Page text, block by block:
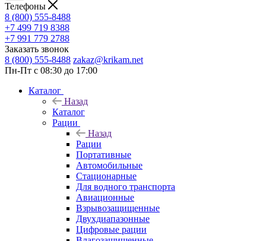
Телефоны
8 (800) 555-8488
+7 499 719 8388
+7 991 779 2788
Заказать звонок
8 (800) 555-8488 zakaz@krikam.net
Пн-Пт с 08:30 до 17:00
Каталог
Назад
Каталог
Рации
Назад
Рации
Портативные
Автомобильные
Стационарные
Для водного транспорта
Авиационные
Взрывозащищенные
Двухдиапазонные
Цифровые рации